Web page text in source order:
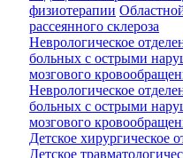
физиотерапии
рассеянного склероза
Неврологическое
больных с острыми
мозгового
Неврологическое
больных с острыми
мозгового
Детское хирургическое
Детское